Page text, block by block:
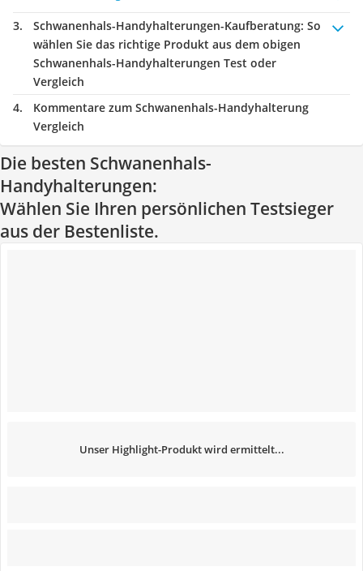
Schwanenhals-Handyhalterungen-Kaufberatung: So
wählen Sie das richtige Produkt aus dem obigen
Schwanenhals-Handyhalterungen Test oder
Vergleich
Kommentare zum Schwanenhals-Handyhalterung
Vergleich
Die besten Schwanenhals-
Handyhalterungen:
Wählen Sie Ihren persönlichen Testsieger
aus der Bestenliste.
Unser Highlight-Produkt wird ermittelt...